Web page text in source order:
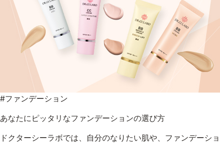
#ファンデーション
あなたにピッタリなファンデーションの選び方
ドクターシーラボでは、自分のなりたい肌や、ファンデーショ